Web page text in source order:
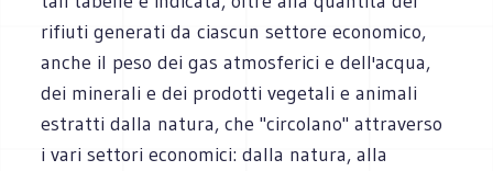
rifiuti generati da ciascun settore economico,
anche il peso dei gas atmosferici e dell'acqua,
dei minerali e dei prodotti vegetali e animali
estratti dalla natura, che "circolano" attraverso
i vari settori economici: dalla natura, alla